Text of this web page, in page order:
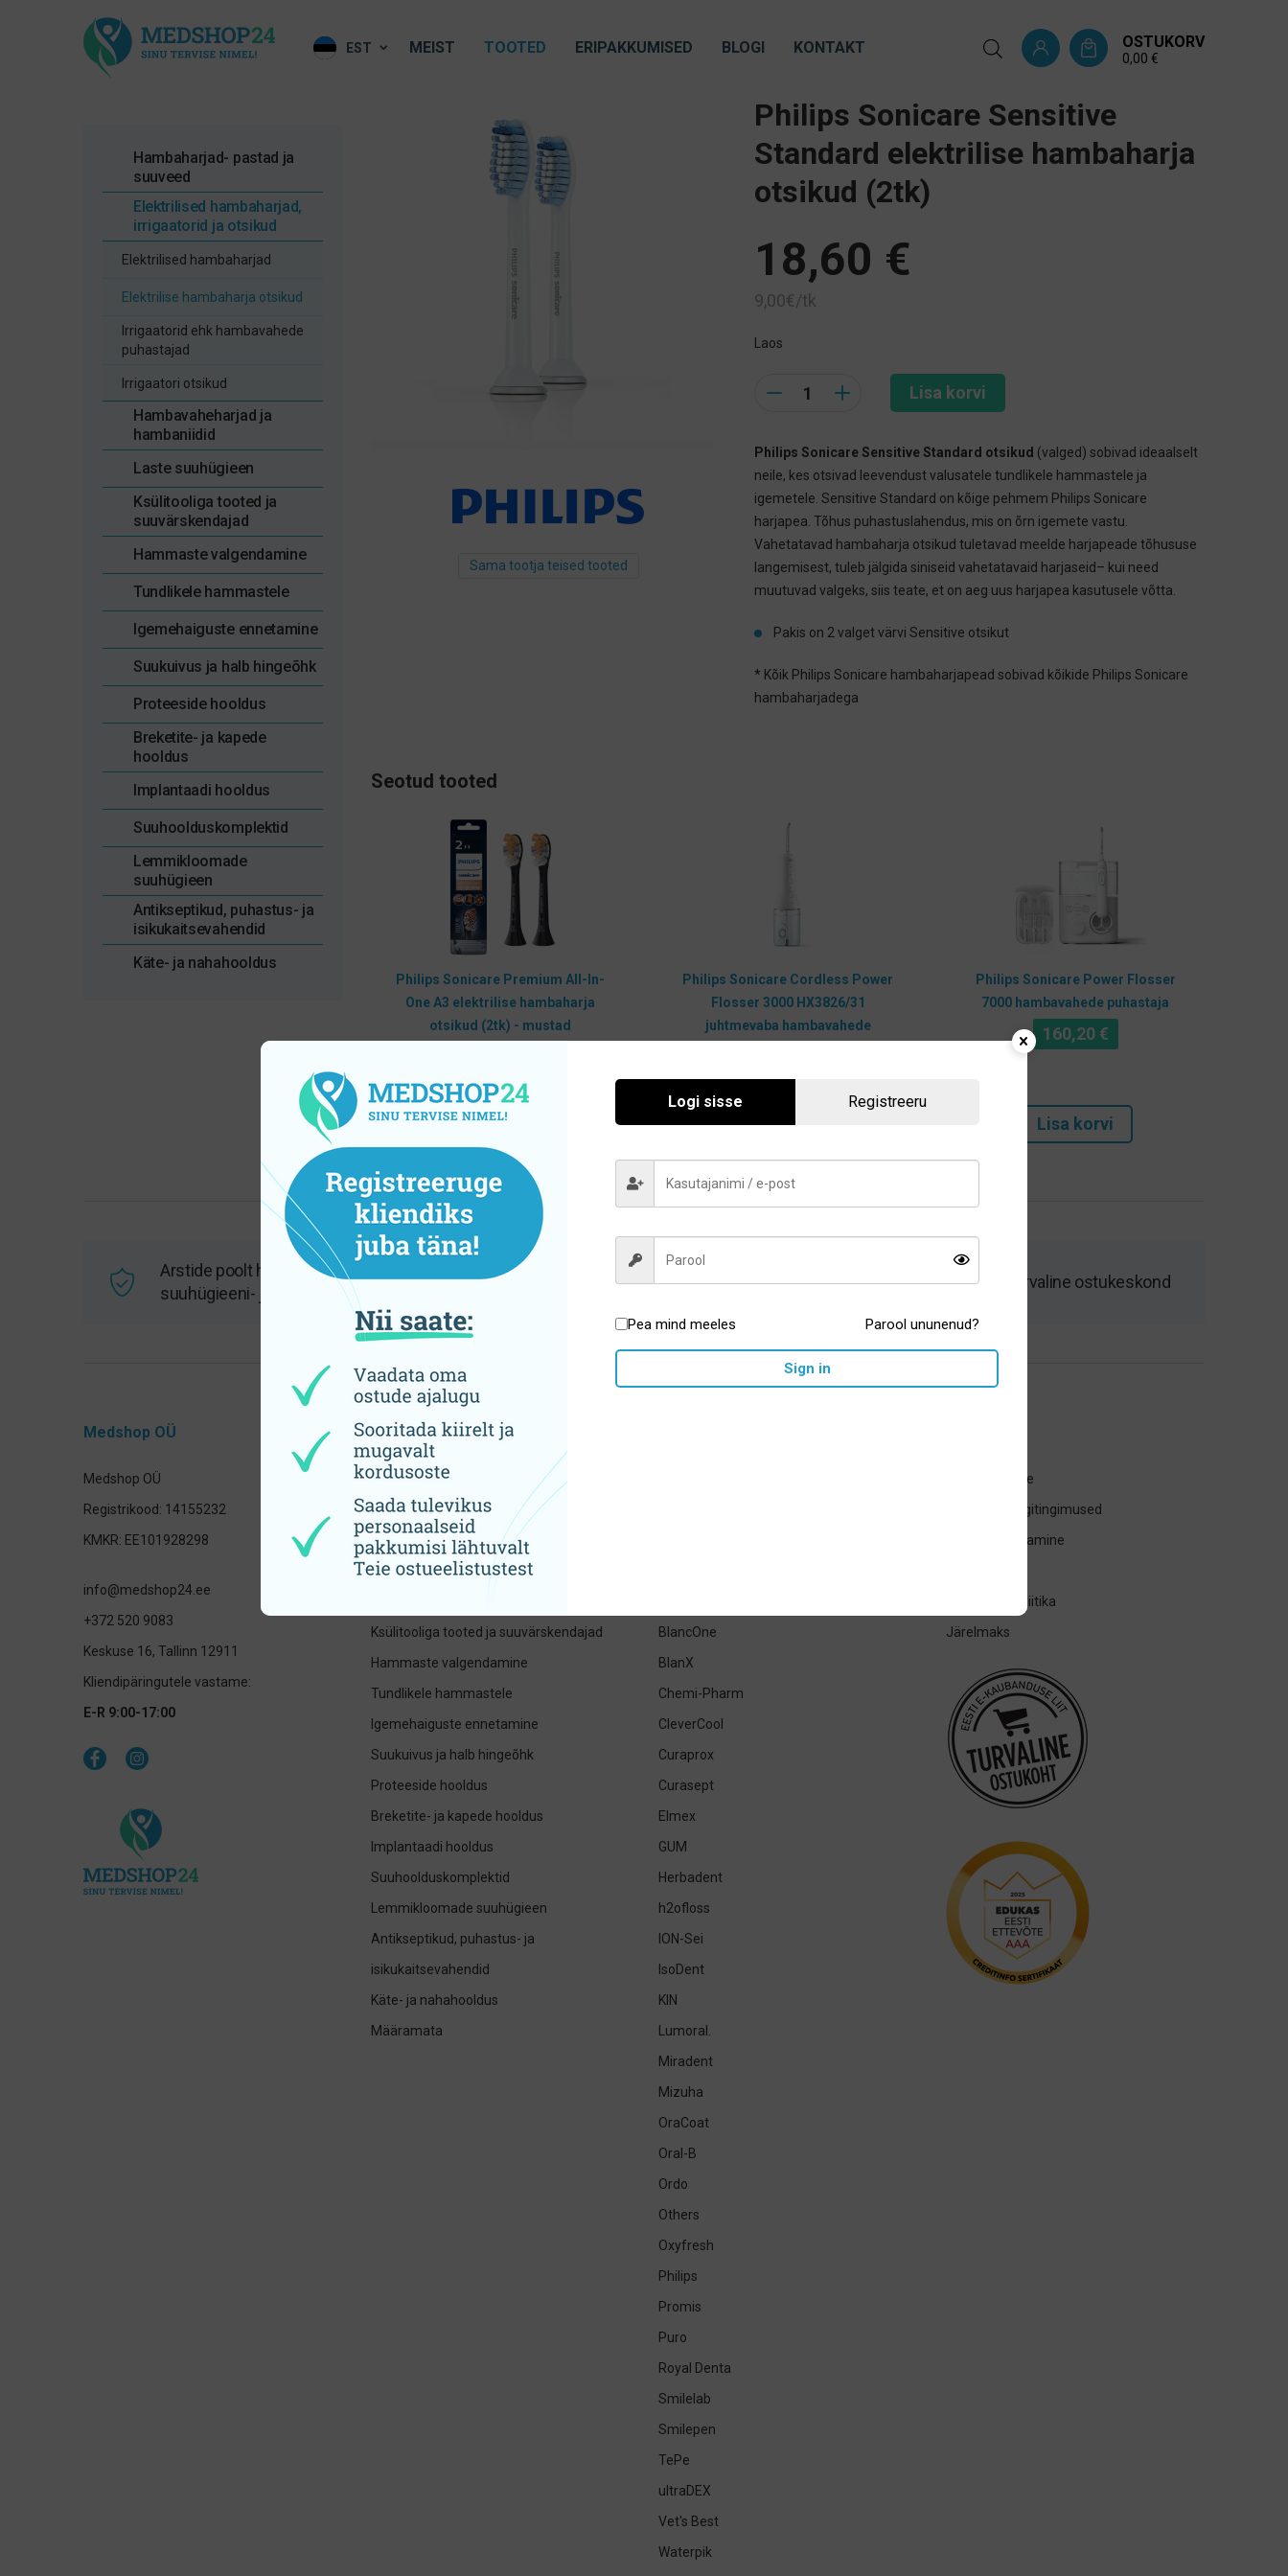
MEIST TOOTED ERIPAKKUMISED BLOGI KONTAKT
EST OSTUKORV
0,00 €
Hambaharjad- pastad ja
suuveed
Elektrilised hambaharjad,
irrigaatorid ja otsikud
Elektrilised hambaharjad
Elektrilise hambaharja otsikud
Irrigaatorid ehk hambavahede
puhastajad
Irrigaatori otsikud
Hambavaheharjad ja
hambaniidid
Laste suuhügieen
Ksülitooliga tooted ja
suuvärskendajad
Hammaste valgendamine
Tundlikele hammastele
Igemehaiguste ennetamine
Suukuivus ja halb hingeõhk
Proteeside hooldus
Breketite- ja kapede
hooldus
Implantaadi hooldus
Suuhoolduskomplektid
Lemmikloomade
suuhügieen
Antikseptikud, puhastus- ja
isikukaitsevahendid
Käte- ja nahahooldus
Sama tootja teised tooted
Philips Sonicare Sensitive
Standard elektrilise hambaharja
otsikud (2tk)
18,60 €
9,00€/tk
Laos
Lisa korvi
Philips Sonicare Sensitive Standard otsikud (valged) sobivad ideaalselt
neile, kes otsivad leevendust valusatele tundlikele hammastele ja
igemetele. Sensitive Standard on kõige pehmem Philips Sonicare
harjapea. Tõhus puhastuslahendus, mis on õrn igemete vastu.
Vahetatavad hambaharja otsikud tuletavad meelde harjapeade tõhususe
langemisest, tuleb jälgida siniseid vahetatavaid harjaseid– kui need
muutuvad valgeks, siis teate, et on aeg uus harjapea kasutusele võtta.
Pakis on 2 valget värvi Sensitive otsikut
* Kõik Philips Sonicare hambaharjapead sobivad kõikide Philips Sonicare
hambaharjadega
Seotud tooted
Philips Sonicare Premium All-In-
One A3 elektrilise hambaharja
otsikud (2tk) - mustad
Lisa korvi
Philips Sonicare Cordless Power
Flosser 3000 HX3826/31
juhtmevaba hambavahede
113,85
Lisa korvi
Philips Sonicare Power Flosser
7000 hambavahede puhastaja
160,20€
Lisa korvi
Arstide poolt heaks kiidetud
suuhügieeni- ja tervisetooted
Hoolikalt valitud sortiment Kiire tarne ja turvaline ostukeskond
Medshop OÜ
Medshop OÜ
Registrikood: 14155232
KMKR: EE101928298
info@medshop24.ee
+372 520 9083
Keskuse 16, Tallinn 12911
Kliendipäringutele vastame:
E-R 9:00-17:00
Tootekategooriad
Hambaharjad- pastad ja suuveed
Elektrilised hambaharjad, irrigaatorid ja
otsikud
Hambavaheharjad ja hambaniidid
Ksülitooliga tooted ja suuvärskendajad
Hammaste valgendamine
Tundlikele hammastele
Igemehaiguste ennetamine
Suukuivus ja halb hingeõhk
Proteeside hooldus
Breketite- ja kapede hooldus
Implantaadi hooldus
Suuhoolduskomplektid
Lemmikloomade suuhügieen
Antikseptikud, puhastus- ja
isikukaitsevahendid
Käte- ja nahahooldus
Määramata
BlancOne
BlanX
Chemi-Pharm
CleverCool
Curaprox
Curasept
Elmex
GUM
Herbadent
h2ofloss
ION-Sei
IsoDent
KIN
Lumoral.
Miradent
Mizuha
OraCoat
Oral-B
Ordo
Others
Oxyfresh
Philips
Promis
Puro
Royal Denta
Smilelab
Smilepen
TePe
ultraDEX
Vet's Best
Waterpik
Tagasta toode
Ostu- ja müügitingimused
Kauba tagastamine
Privaatsuspoliitika
Järelmaks
Logi sisse Registreeru
Pea mind meeles Parool ununenud?
Sign in